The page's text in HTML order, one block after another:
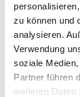
zu können und
analysieren.
Verwendung
soziale
Partner führen
weiteren Daten
Optimaler
vonKim
besser reiten
Grund zur
diesem Berg